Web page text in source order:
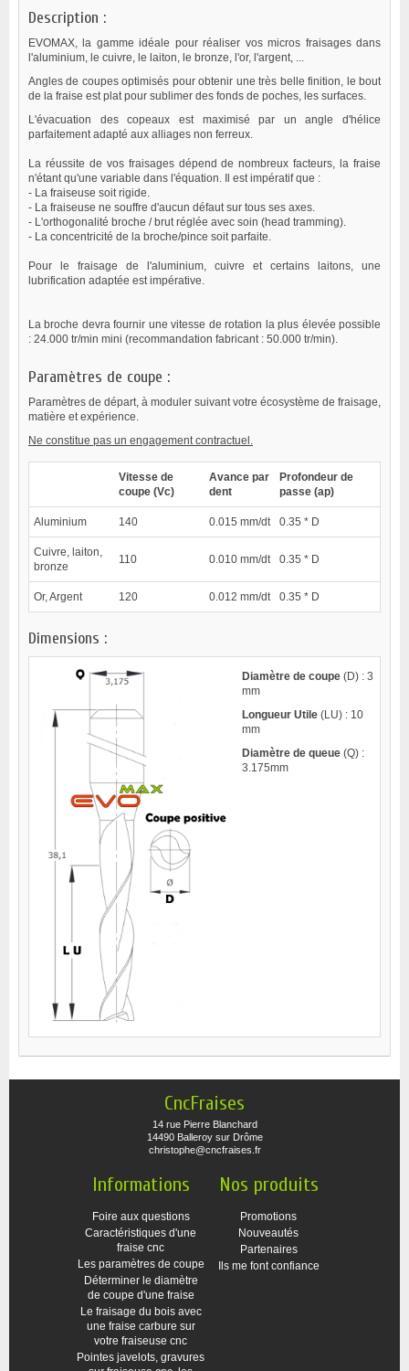
Description :
EVOMAX, la gamme idéale pour réaliser vos micros fraisages dans
l'aluminium, le cuivre, le laiton, le bronze, l'or, l'argent, ...
Angles de coupes optimisés pour obtenir une très belle finition, le bout
de la fraise est plat pour sublimer des fonds de poches, les surfaces.
L'évacuation des copeaux est maximisé par un angle d'hélice
parfaitement adapté aux alliages non ferreux.
La réussite de vos fraisages dépend de nombreux facteurs, la fraise
n'étant qu'une variable dans l'équation. Il est impératif que :
- La fraiseuse soit rigide.
- La fraiseuse ne souffre d'aucun défaut sur tous ses axes.
- L'orthogonalité broche / brut réglée avec soin (head tramming).
- La concentricité de la broche/pince soit parfaite.
Pour le fraisage de l'aluminium, cuivre et certains laitons, une
lubrification adaptée est impérative.
La broche devra fournir une vitesse de rotation la plus élevée possible
: 24.000 tr/min mini (recommandation fabricant : 50.000 tr/min).
Paramètres de coupe :
Paramètres de départ, à moduler suivant votre écosystème de fraisage,
matière et expérience.
Ne constitue pas un engagement contractuel.
Vitesse de
coupe (Vc)
Avance par
dent
Profondeur de
passe (ap)
Aluminium 140 0.015 mm/dt 0.35 * D
Cuivre, laiton,
bronze
110 0.010 mm/dt 0.35 * D
Or, Argent 120 0.012 mm/dt 0.35 * D
Dimensions :
Diamètre de coupe (D) : 3
mm
Longueur Utile (LU) : 10
mm
Diamètre de queue (Q) :
3.175mm
CncFraises
14 rue Pierre Blanchard
14490 Balleroy sur Drôme
christophe@cncfraises.fr
Informations
Foire aux questions
Caractéristiques d'une
fraise cnc
Les paramètres de coupe
Déterminer le diamètre
de coupe d'une fraise
Le fraisage du bois avec
une fraise carbure sur
votre fraiseuse cnc
Pointes javelots, gravures
Nos produits
Promotions
Nouveautés
Partenaires
Ils me font confiance